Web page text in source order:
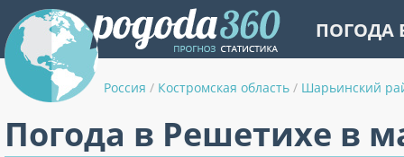
ПОГОДА
Россия / Костромская область / Шарьинский
Погода в Решетихе в